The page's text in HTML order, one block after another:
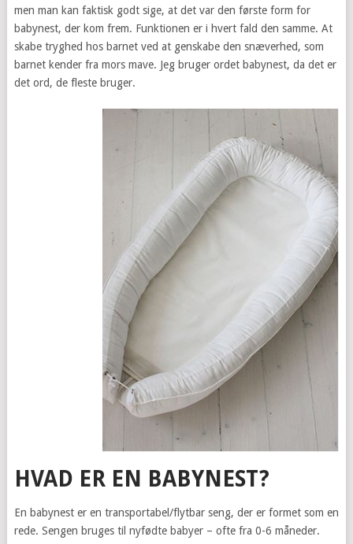
men man kan faktisk godt sige, at det var den første form for
babynest, der kom frem. Funktionen er i hvert fald den samme. At
skabe tryghed hos barnet ved at genskabe den snæverhed, som
barnet kender fra mors mave. Jeg bruger ordet babynest, da det er
det ord, de fleste bruger.
HVAD ER EN BABYNEST?
En babynest er en transportabel/flytbar seng, der er formet som en
rede. Sengen bruges til nyfødte babyer – ofte fra 0-6 måneder.